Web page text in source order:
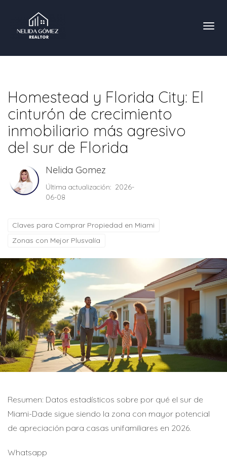
Homestead y Florida City: El
cinturón de crecimiento
inmobiliario más agresivo
del sur de Florida
Nelida Gomez
Última actualización: 2026-
06-08
Claves para Comprar Propiedad en Miami
Zonas con Mejor Plusvalía
Resumen: Datos estadísticos sobre por qué el sur de
Miami-Dade sigue siendo la zona con mayor potencial
de apreciación para casas unifamiliares en 2026.
Whatsapp